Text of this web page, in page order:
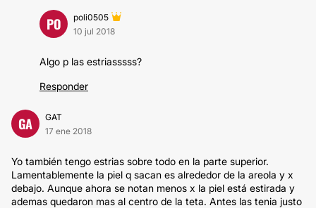
PO
poli0505
10 jul 2018
Algo p las estriasssss?
Responder
GA
GAT
17 ene 2018
Yo también tengo estrias sobre todo en la parte superior.
Lamentablemente la piel q sacan es alrededor de la areola y x
debajo. Aunque ahora se notan menos x la piel está estirada y
ademas quedaron mas al centro de la teta. Antes las tenia justo